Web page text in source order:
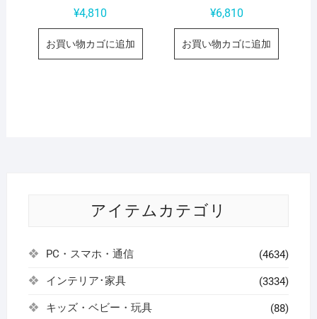
¥4,810
お買い物カゴに追加
¥6,810
お買い物カゴに追加
アイテムカテゴリ
PC・スマホ・通信 (4634)
インテリア･家具 (3334)
キッズ・ベビー・玩具 (88)